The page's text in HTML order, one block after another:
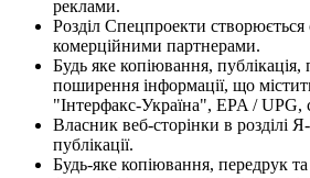
реклами.
Розділ Спецпроекти створюється
комерційними партнерами.
Будь яке копіювання,
поширення інформації, що
"Інтерфакс-Україна", EPA / UPG,
Власник веб-сторінки в розділі
публікації.
Будь-яке копіювання, передрук